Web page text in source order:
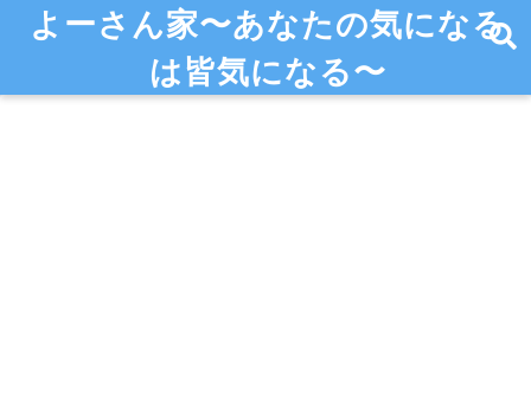
よーさん家〜あなたの気になる
は皆気になる〜